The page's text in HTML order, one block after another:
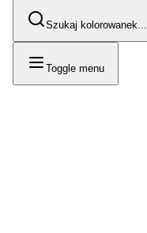
Szukaj kolorowanek...
Toggle menu